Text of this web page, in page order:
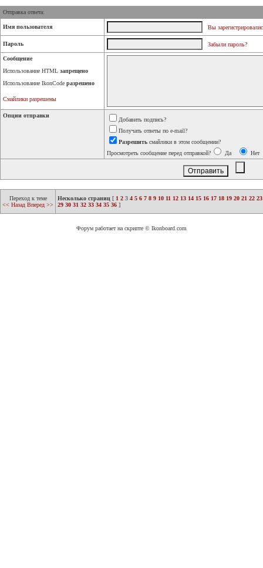
Отправка ответа:
Имя пользователя Вы
Пароль Забыли пароль?
Сообщение
Использование HTML запрещено
Использование IkonCode разрешено
Смайлики разрешены
Опции отправки
Добавить подпись?
Получать ответы по e-mail?
Разрешить смайлики в этом сообщении?
Просмотреть сообщение перед отправкой?
Да Нет
Переход к теме
<< Назад Вперед >>
Несколько страниц [ 1 2 3 4 5 6 7 8 9 10 11 12 13 14 15 16 17 18 19 20 21 22 23
29 30 31 32 33 34 35 36 ]
Форум работает на скрипте © Ikonboard.com